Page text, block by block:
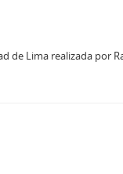
de Lima realizada por